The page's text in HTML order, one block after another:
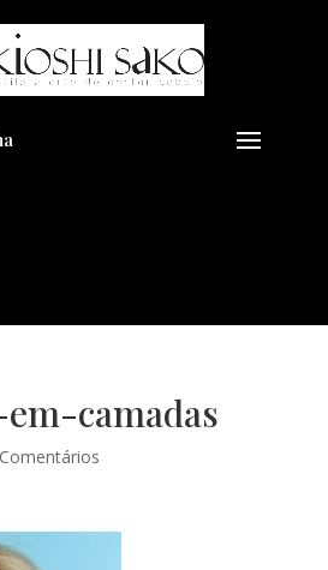
camadas
em transformar seu
Visual??